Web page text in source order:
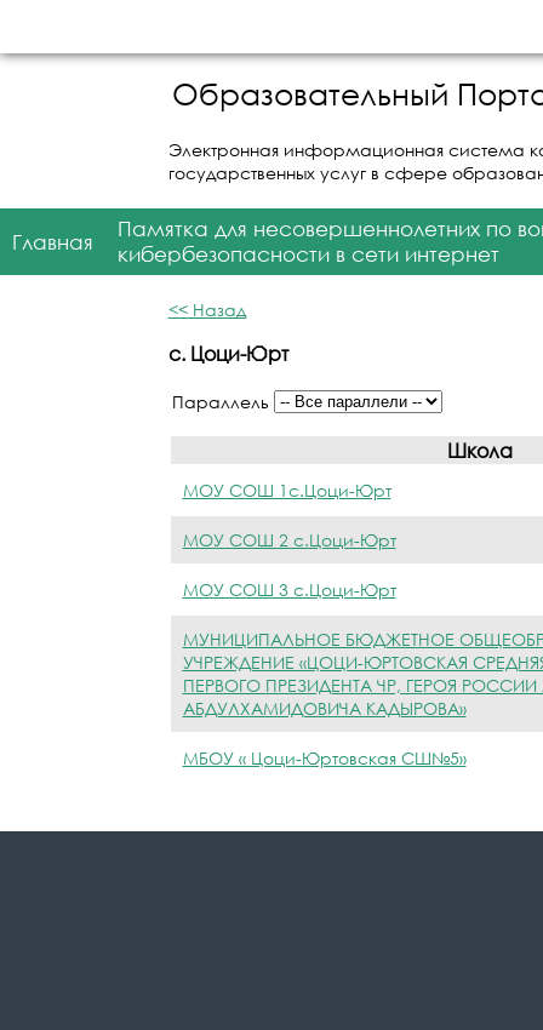
Образовательный
Электронная информационная система
государственных услуг в сфере
Главная
Памятка для несовершеннолетних по
кибербезопасности в сети интернет
<< Назад
с. Цоци-Юрт
Параллель
Школа
МОУ СОШ 1с.Цоци-Юрт
МОУ СОШ 2 с.Цоци-Юрт
МОУ СОШ 3 с.Цоци-Юрт
МУНИЦИПАЛЬНОЕ БЮДЖЕТНОЕ
УЧРЕЖДЕНИЕ «ЦОЦИ-ЮРТОВСКАЯ
ПЕРВОГО ПРЕЗИДЕНТА ЧР, ГЕРОЯ
АБДУЛХАМИДОВИЧА КАДЫРОВА»
МБОУ « Цоци-Юртовская СШ№5»